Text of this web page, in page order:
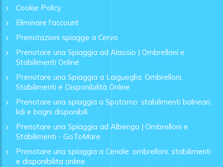
Cookie Policy
Eliminare l'account
Prenotazioni spiagge a Cervo
Prenotare una Spiaggia ad Alassio | Ombrelloni e
Stabilimenti Online
Prenotare una Spiaggia a Laigueglia: Ombrelloni,
Stabilimenti e Disponibilità Online
Prenotare una spiaggia a Spotorno: stabilimenti balneari,
lidi e bagni disponibili
Prenotare una Spiaggia ad Albenga | Ombrelloni e
Stabilimenti - GoToMare
Prenotare una spiaggia a Ceriale: ombrelloni, stabilimenti
e disponibilita online